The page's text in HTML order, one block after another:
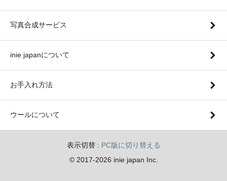
写真合成サービス
inie japanについて
お手入れ方法
ウールについて
表示切替 : PC版に切り替える
© 2017-2026 inie japan Inc.